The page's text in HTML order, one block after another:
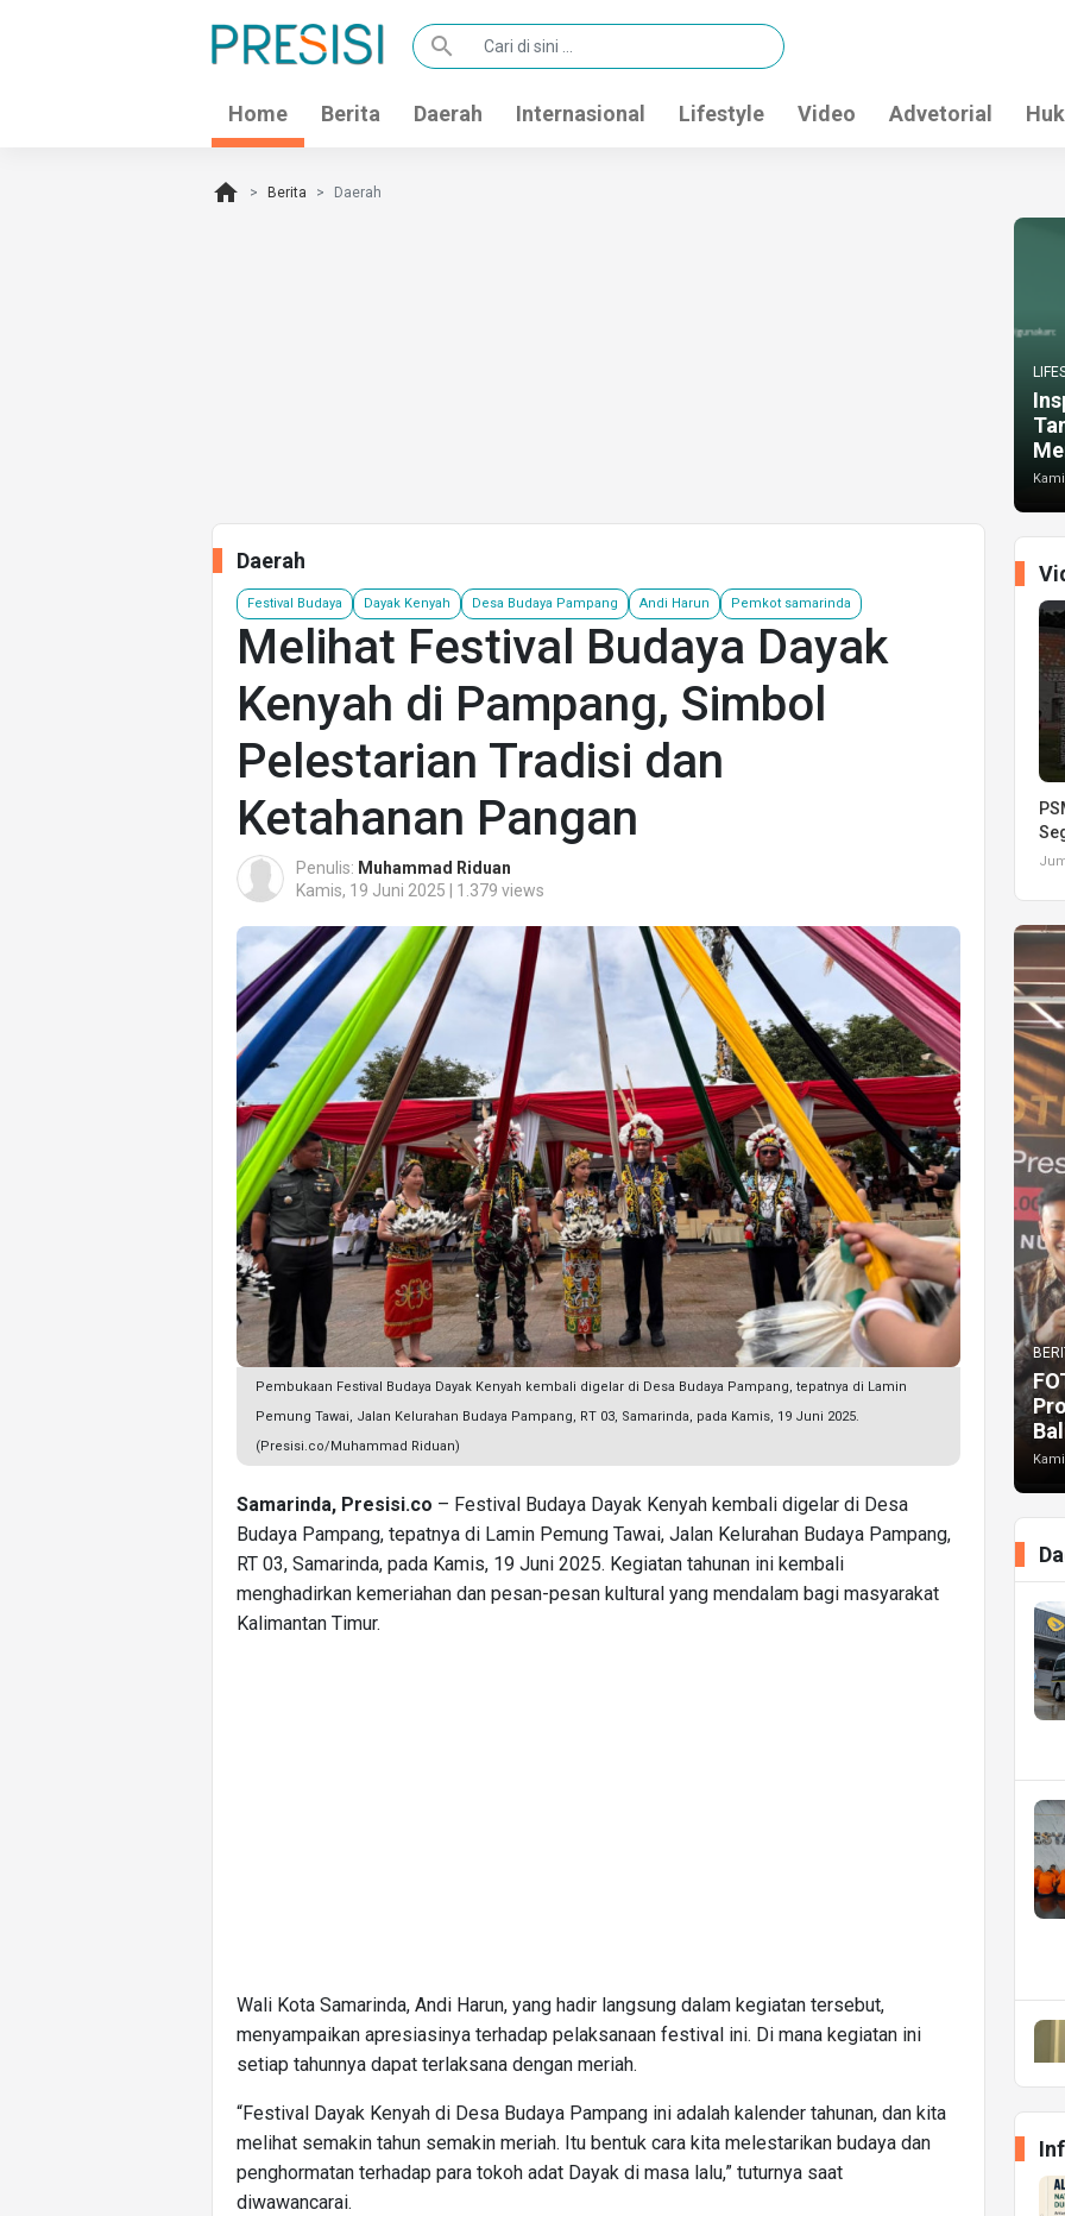
search
Home Berita Daerah Internasional Lifestyle Video Advetorial
home Berita Daerah
Daerah
Festival Budaya Dayak Kenyah Desa Budaya Pampang Andi Harun Pemkot samarinda
Melihat Festival Budaya Dayak
Kenyah di Pampang, Simbol
Pelestarian Tradisi dan
Ketahanan Pangan
Penulis: Muhammad Riduan
Kamis, 19 Juni 2025 | 1.379 views
Pembukaan Festival Budaya Dayak Kenyah kembali digelar di Desa Budaya Pampang, tepatnya di Lamin
Pemung Tawai, Jalan Kelurahan Budaya Pampang, RT 03, Samarinda, pada Kamis, 19 Juni 2025.
(Presisi.co/Muhammad Riduan)
Samarinda, Presisi.co – Festival Budaya Dayak Kenyah kembali digelar di Desa
Budaya Pampang, tepatnya di Lamin Pemung Tawai, Jalan Kelurahan Budaya Pampang,
RT 03, Samarinda, pada Kamis, 19 Juni 2025. Kegiatan tahunan ini kembali
menghadirkan kemeriahan dan pesan-pesan kultural yang mendalam bagi masyarakat
Kalimantan Timur.
Wali Kota Samarinda, Andi Harun, yang hadir langsung dalam kegiatan tersebut,
menyampaikan apresiasinya terhadap pelaksanaan festival ini. Di mana kegiatan ini
setiap tahunnya dapat terlaksana dengan meriah.
“Festival Dayak Kenyah di Desa Budaya Pampang ini adalah kalender tahunan, dan kita
melihat semakin tahun semakin meriah. Itu bentuk cara kita melestarikan budaya dan
penghormatan terhadap para tokoh adat Dayak di masa lalu,” tuturnya saat
diwawancarai.